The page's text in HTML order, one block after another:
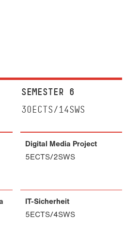
SEMESTER 6
30ECTS/14SWS
Digital Media Project
5ECTS/2SWS
IT-Sicherheit
5ECTS/4SWS